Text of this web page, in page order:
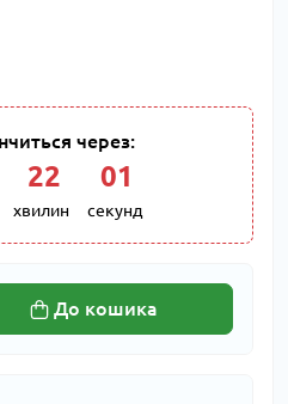
через:
22
хвилин
00
секунд
До кошика